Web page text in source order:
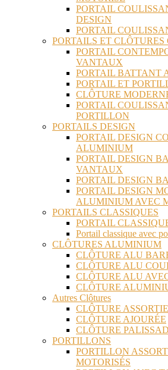
PORTAIL
DESIGN
PORTAIL
PORTAILS ET
PORTAIL
VANTAUX
PORTAIL BATTANT
PORTAIL ET
CLÔTURE
PORTAIL
PORTILLON
PORTAILS DESIGN
PORTAIL DESIGN
ALUMINIUM
PORTAIL DESIGN
VANTAUX
PORTAIL DESIGN
PORTAIL DESIGN
ALUMINIUM AVEC
PORTAILS CLASSIQUES
PORTAIL
Portail classique avec
CLÔTURES ALUMINIUM
CLÔTURE ALU
CLÔTURE ALU
CLÔTURE ALU
CLÔTURE
Autres Clôtures
CLÔTURE ASSORTIE
CLÔTURE AJOURÉE
CLÔTURE
PORTILLONS
PORTILLON
MOTORISÉS